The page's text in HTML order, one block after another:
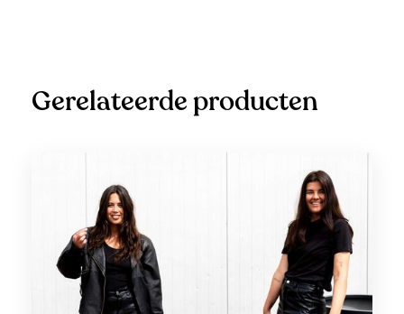
Gerelateerde producten